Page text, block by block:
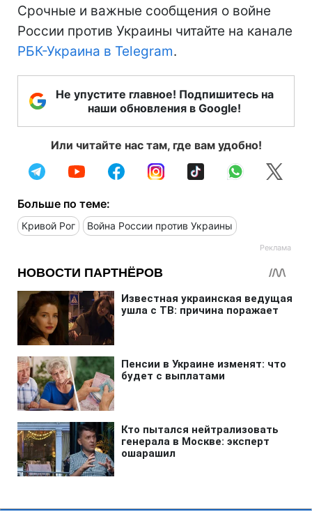
Срочные и важные сообщения о войне
России против Украины читайте на канале
РБК-Украина в Telegram.
Не упустите главное! Подпишитесь на
наши обновления в Google!
Или читайте нас там, где вам удобно!
Больше по теме:
Кривой Рог Война России против Украины